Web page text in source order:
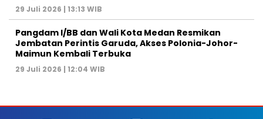
29 Juli 2026 | 13:13 WIB
Pangdam I/BB dan Wali Kota Medan Resmikan
Jembatan Perintis Garuda, Akses Polonia-Johor-
Maimun Kembali Terbuka
29 Juli 2026 | 12:04 WIB